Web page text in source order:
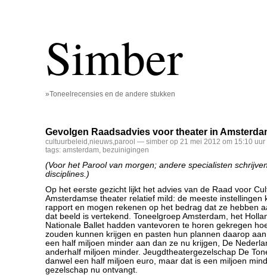
Simber
»Toneelrecensies en de andere stukken
Gevolgen Raadsadvies voor theater in
cultuurbeleid ,nieuws,parool — simber op 21 mei 2012 om 15:10 uur
tags: amsterdam, bezuinigingen
(Voor het Parool van morgen; andere specialisten
disciplines.)
Op het eerste gezicht lijkt het advies van de Raad voor
Amsterdamse theater relatief mild: de meeste instellingen
rapport en mogen rekenen op het bedrag dat ze hebben
dat beeld is vertekend. Toneelgroep Amsterdam, het
Nationale Ballet hadden vantevoren te horen gekregen
zouden kunnen krijgen en pasten hun plannen daarop
een half miljoen minder aan dan ze nu krijgen, De
anderhalf miljoen minder. Jeugdtheatergezelschap De
danwel een half miljoen euro, maar dat is een miljoen
gezelschap nu ontvangt.